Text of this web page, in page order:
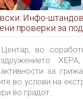
Инфо-
проверки за
во услови на
во
ХЕРА,
за
во услови на
во градот.